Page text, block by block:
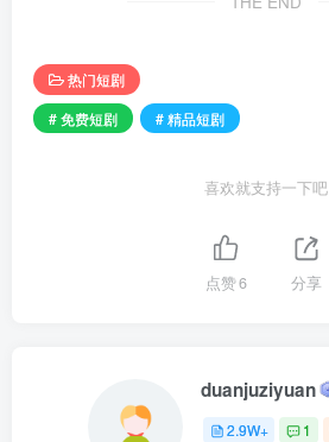
热门短剧
# 免费短剧
# 精品短剧
喜欢就支持一下吧
点赞6 分享
duanjuziyuan
2.9W+ 1